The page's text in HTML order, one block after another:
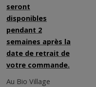
seront
disponibles
pendant 2
semaines après la
date de retrait de
votre commande.
Au Bio Village